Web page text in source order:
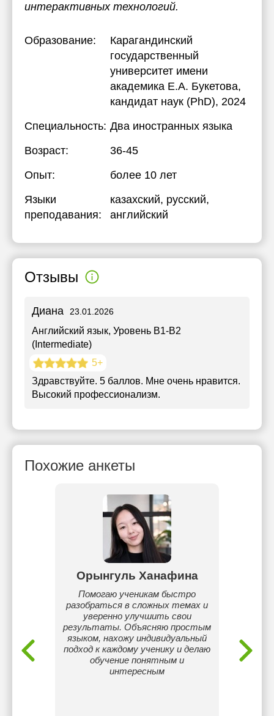
интерактивных технологий.
Образование:
Карагандинский
государственный
университет имени
академика Е.А. Букетова,
кандидат наук (PhD), 2024
Специальность: Два иностранных языка
Возраст:
36-45
Опыт:
более 10 лет
Языки
преподавания:
казахский, русский,
английский
Отзывы
Диана 23.01.2026
Английский язык, Уровень B1-B2
(Intermediate)
5+
Здравствуйте. 5 баллов. Мне очень нравится.
Высокий профессионализм.
Похожие анкеты
Орынгуль Ханафина
Помогаю ученикам быстро
разобраться в сложных темах и
уверенно улучшить свои
результаты. Объясняю простым
языком, нахожу индивидуальный
подход к каждому ученику и делаю
обучение понятным и
интересным